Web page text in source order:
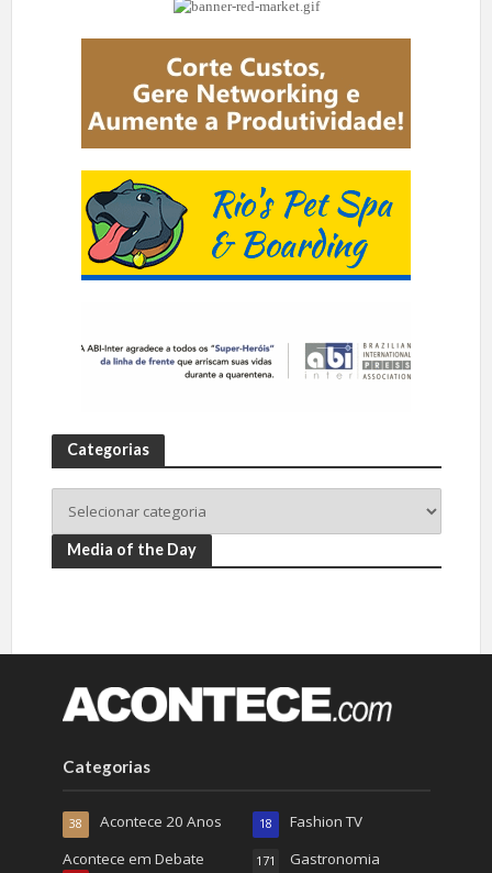
Categorias
Media of the Day
Categorias
Acontece 20 Anos
38
Acontece em Debate
Fashion TV
18
Gastronomia
171